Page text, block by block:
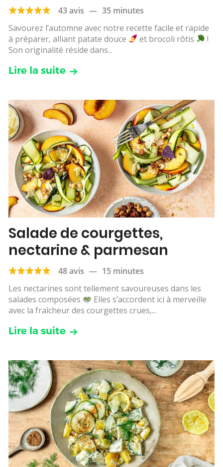
43 avis — 35 minutes
Savourez l’automne avec notre recette facile et rapide
à préparer, alliant patate douce
et brocoli rôtis
!
Son originalité réside dans...
Lire la suite
Salade de courgettes,
nectarine & parmesan
48 avis — 15 minutes
Les nectarines sont tellement savoureuses dans les
salades composées
Elles s’accordent ici à merveille
avec la fraîcheur des courgettes crues,...
Lire la suite